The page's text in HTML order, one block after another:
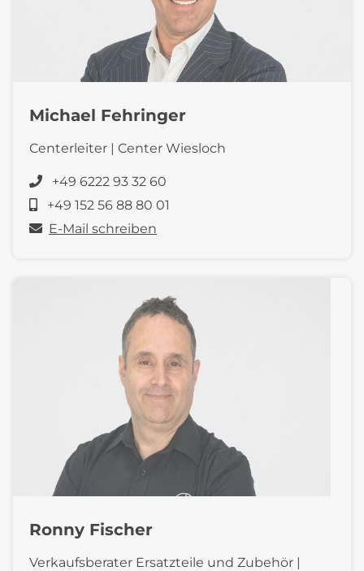
Michael Fehringer
Centerleiter | Center Wiesloch
+49 6222 93 32 60
+49 152 56 88 80 01
E-Mail schreiben
Ronny Fischer
Verkaufsberater Ersatzteile und Zubehör |